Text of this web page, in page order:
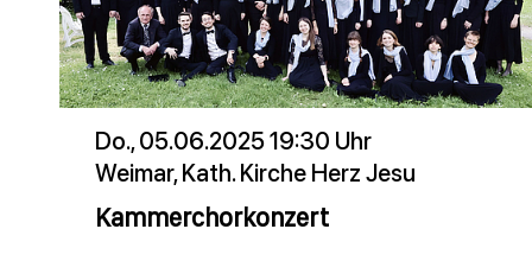
Do., 05.06.2025 19:30 Uhr
Weimar, Kath. Kirche Herz Jesu
Kammerchorkonzert